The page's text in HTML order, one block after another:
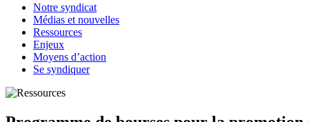
Notre syndicat
Médias et nouvelles
Ressources
Enjeux
Moyens d’action
Se syndiquer